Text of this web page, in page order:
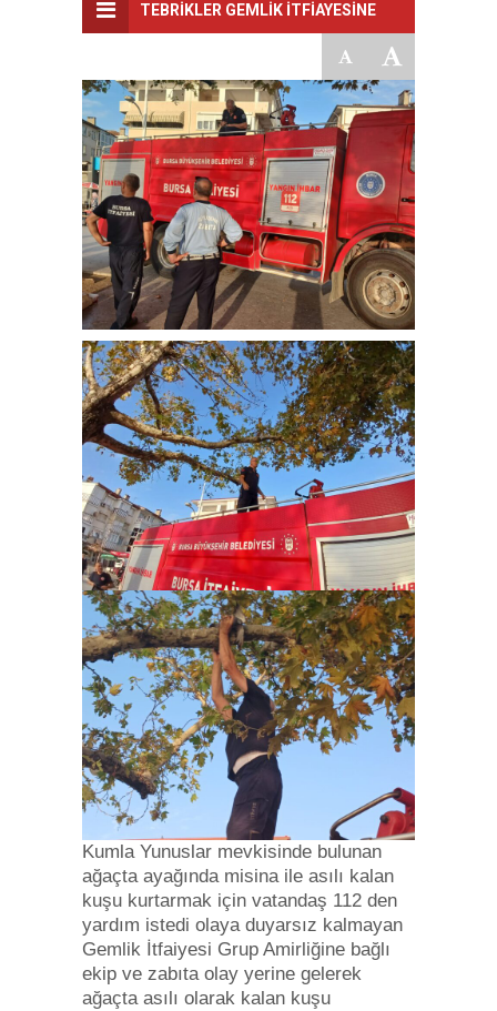
TEBRİKLER GEMLİK İTFİAYESİNE
Kumla Yunuslar mevkisinde bulunan
ağaçta ayağında misina ile asılı kalan
kuşu kurtarmak için vatandaş 112 den
yardım istedi olaya duyarsız kalmayan
Gemlik İtfaiyesi Grup Amirliğine bağlı
ekip ve zabıta olay yerine gelerek
ağaçta asılı olarak kalan kuşu